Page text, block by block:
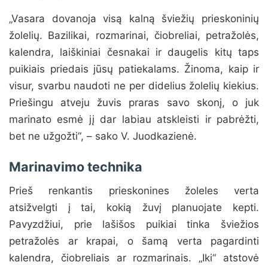
„Vasara dovanoja visą kalną šviežių prieskoninių
žolelių. Bazilikai, rozmarinai, čiobreliai, petražolės,
kalendra, laiškiniai česnakai ir daugelis kitų taps
puikiais priedais jūsų patiekalams. Žinoma, kaip ir
visur, svarbu naudoti ne per didelius žolelių kiekius.
Priešingu atveju žuvis praras savo skonį, o juk
marinato esmė jį dar labiau atskleisti ir pabrėžti,
bet ne užgožti“, – sako V. Juodkazienė.
Marinavimo technika
Prieš renkantis prieskonines žoleles verta
atsižvelgti į tai, kokią žuvį planuojate kepti.
Pavyzdžiui, prie lašišos puikiai tinka šviežios
petražolės ar krapai, o šamą verta pagardinti
kalendra, čiobreliais ar rozmarinais. „Iki“ atstovė